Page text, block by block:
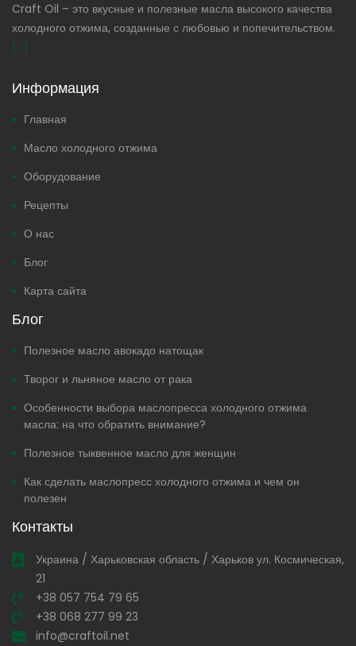
Craft Oil – это вкусные и полезные масла высокого качества
холодного отжима, созданные с любовью и попечительством.
[...]
Информация
Главная
Масло холодного отжима
Оборудование
Рецепты
О нас
Блог
Карта сайта
Блог
Полезное масло авокадо натощак
Творог и льняное масло от рака
Особенности выбора маслопресса холодного отжима
масла: на что обратить внимание?
Полезное тыквенное масло для женщин
Как сделать маслопресс холодного отжима и чем он
полезен
Контакты
Украина / Харьковская область / Харьков ул. Космическая,
21
+38 057 754 79 65
+38 068 277 99 23
info@craftoil.net